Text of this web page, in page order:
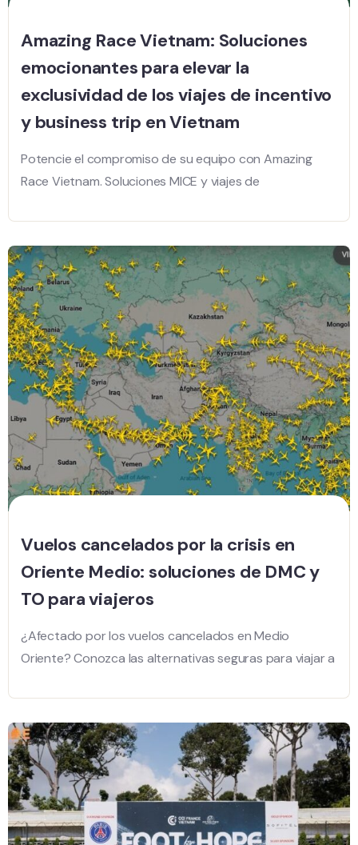
Amazing Race Vietnam: Soluciones
emocionantes para elevar la
exclusividad de los viajes de incentivo
y business trip en Vietnam
Potencie el compromiso de su equipo con Amazing
Race Vietnam. Soluciones MICE y viajes de
Vuelos cancelados por la crisis en
Oriente Medio: soluciones de DMC y
TO para viajeros
¿Afectado por los vuelos cancelados en Medio
Oriente? Conozca las alternativas seguras para viajar a